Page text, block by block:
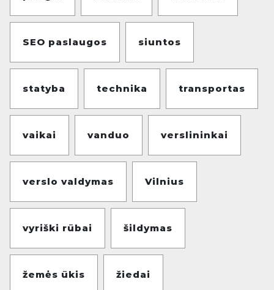
SEO paslaugos siuntos
statyba technika transportas
vaikai vanduo verslininkai
verslo valdymas Vilnius
vyriški rūbai šildymas
žemės ūkis žiedai